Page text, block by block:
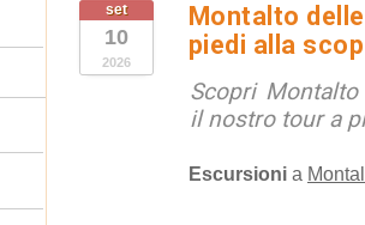
set
10
2026
Montalto
piedi alla
Scopri
il nostro tour a
Escursioni a